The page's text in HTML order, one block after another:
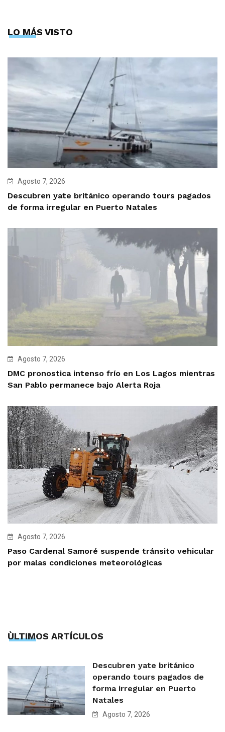
LO MÁS VISTO
Agosto 7, 2026
Descubren yate británico operando tours pagados
de forma irregular en Puerto Natales
Agosto 7, 2026
DMC pronostica intenso frío en Los Lagos mientras
San Pablo permanece bajo Alerta Roja
Agosto 7, 2026
Paso Cardenal Samoré suspende tránsito vehicular
por malas condiciones meteorológicas
ÙLTIMOS ARTÍCULOS
Descubren yate británico
operando tours pagados de
forma irregular en Puerto
Natales
Agosto 7, 2026